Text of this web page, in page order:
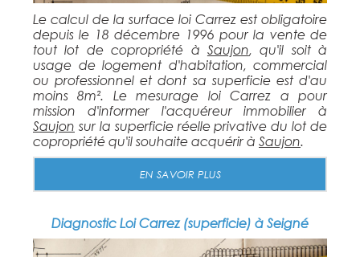
Le calcul de la surface loi Carrez est obligatoire
depuis le 18 décembre 1996 pour la vente de
tout lot de copropriété à Saujon, qu'il soit à
usage de logement d'habitation, commercial
ou professionnel et dont sa superficie est d'au
moins 8m². Le mesurage loi Carrez a pour
mission d'informer l'acquéreur immobilier à
Saujon sur la superficie réelle privative du lot de
copropriété qu'il souhaite acquérir à Saujon.
EN SAVOIR PLUS
Diagnostic Loi Carrez (superficie) à Seigné